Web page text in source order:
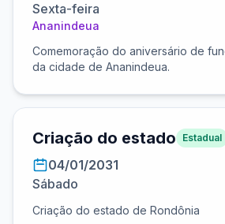
Sexta-feira
Ananindeua
Comemoração do aniversário de
da cidade de Ananindeua.
Criação do estado Estadual
04/01/2031
Sábado
Criação do estado de Rondônia